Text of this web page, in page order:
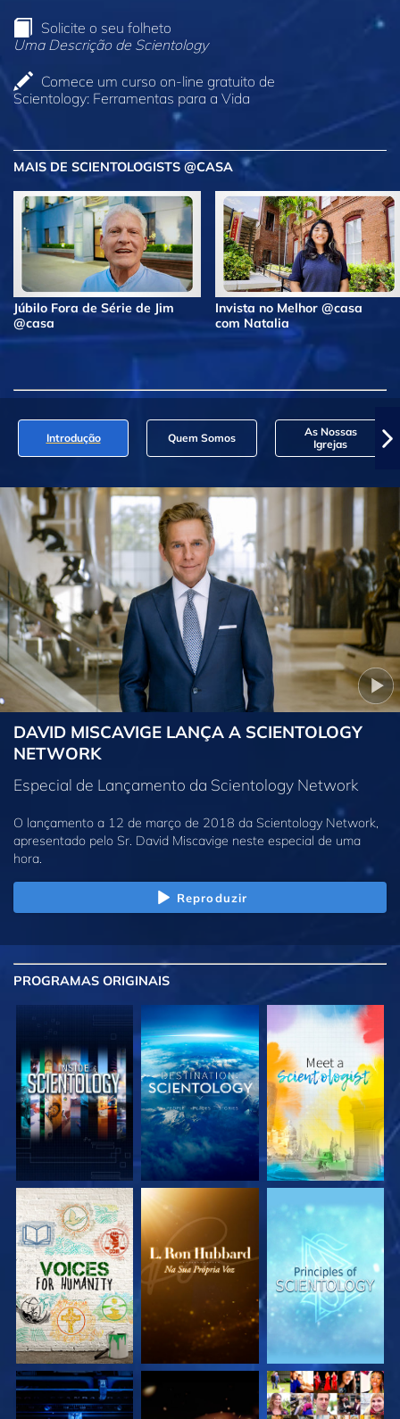
Solicite o seu folheto
Uma Descrição de Scientology
Comece um curso on‑line gratuito de
Scientology: Ferramentas para a Vida
MAIS DE SCIENTOLOGISTS @CASA
Júbilo Fora de Série de Jim
@casa
Invista no Melhor @casa
com Natalia
Introdução Quem Somos
As Nossas
Igrejas
DAVID MISCAVIGE LANÇA A SCIENTOLOGY
NETWORK
Especial de Lançamento da Scientology Network
O lançamento a 12 de março de 2018 da Scientology Network,
apresentado pelo Sr. David Miscavige neste especial de uma
hora.
Reproduzir
PROGRAMAS ORIGINAIS
EXPLORE A SÉRIE EXPLORE A SÉRIE EXPLORE A SÉRIE